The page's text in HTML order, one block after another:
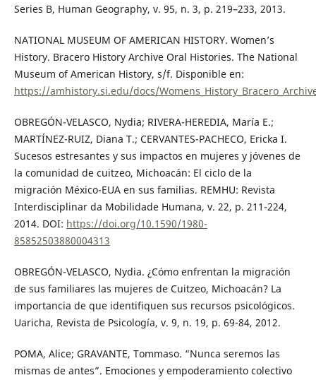
Series B, Human Geography, v. 95, n. 3, p. 219–233, 2013.
NATIONAL MUSEUM OF AMERICAN HISTORY. Women’s
History. Bracero History Archive Oral Histories. The National
Museum of American History, s/f. Disponible en:
https://amhistory.si.edu/docs/
OBREGÓN-VELASCO, Nydia; RIVERA-HEREDIA, María E.;
MARTÍNEZ-RUIZ, Diana T.; CERVANTES-PACHECO, Ericka I.
Sucesos estresantes y sus impactos en mujeres y jóvenes de
la comunidad de cuitzeo, Michoacán: El ciclo de la
migración México-EUA en sus familias. REMHU: Revista
Interdisciplinar da Mobilidade Humana, v. 22, p. 211-224,
2014. DOI: https://doi.org/10.1590/1980-
85852503880004313
OBREGÓN-VELASCO, Nydia. ¿Cómo enfrentan la migración
de sus familiares las mujeres de Cuitzeo, Michoacán? La
importancia de que identifiquen sus recursos psicológicos.
Uaricha, Revista de Psicología, v. 9, n. 19, p. 69-84, 2012.
POMA, Alice; GRAVANTE, Tommaso. “Nunca seremos las
mismas de antes”. Emociones y empoderamiento colectivo